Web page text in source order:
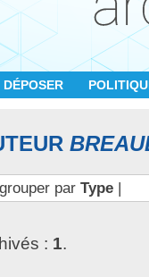
DÉPOSER
par Type|
: 1.